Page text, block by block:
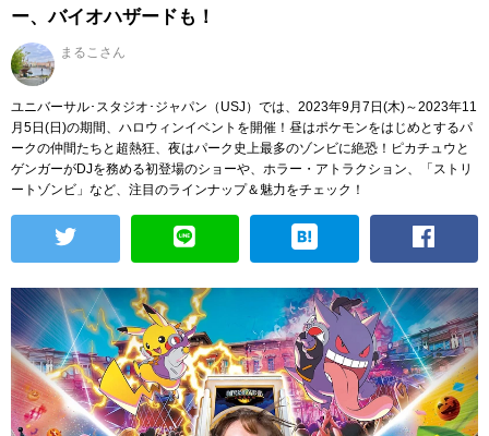
ー、バイオハザードも！
まるこさん
ユニバーサル･スタジオ･ジャパン（USJ）では、2023年9月7日(木)～2023年11
月5日(日)の期間、ハロウィンイベントを開催！昼はポケモンをはじめとするパ
ークの仲間たちと超熱狂、夜はパーク史上最多のゾンビに絶恐！ピカチュウと
ゲンガーがDJを務める初登場のショーや、ホラー・アトラクション、「ストリ
ートゾンビ」など、注目のラインナップ＆魅力をチェック！